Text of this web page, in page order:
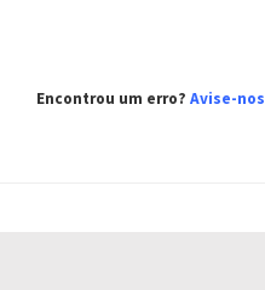
Encontrou um erro? Avise-nos